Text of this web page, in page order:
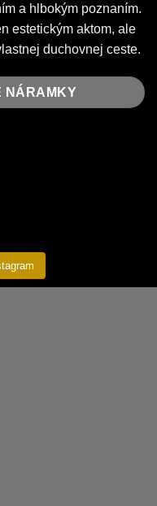
a hlbokým poznaním.
estetickým aktom, ale
duchovnej ceste.
NÁRAMKY